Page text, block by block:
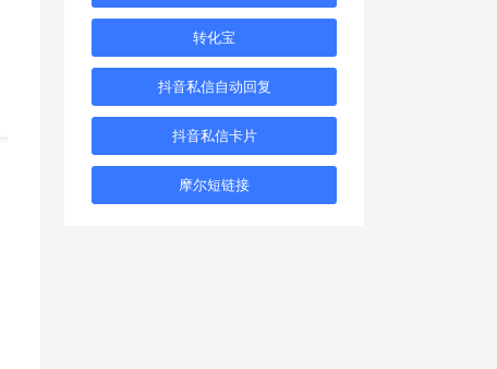
转化宝
抖音私信自动回复
抖音私信卡片
摩尔短链接